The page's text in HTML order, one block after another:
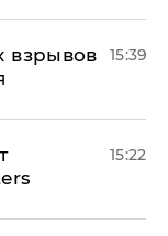
взрывов
15:39
15:22